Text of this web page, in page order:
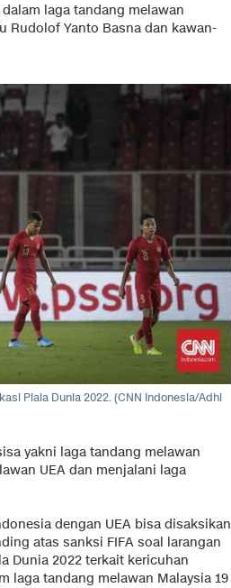
laga tandang melawan
Rudolof Yanto Basna dan kawan-
Piala Dunia 2022. (CNN Indonesia/Adhi
yakni laga tandang melawan
UEA dan menjalani laga
dengan UEA bisa disaksikan
atas sanksi FIFA soal larangan
Dunia 2022 terkait kericuhan
laga tandang melawan Malaysia 19